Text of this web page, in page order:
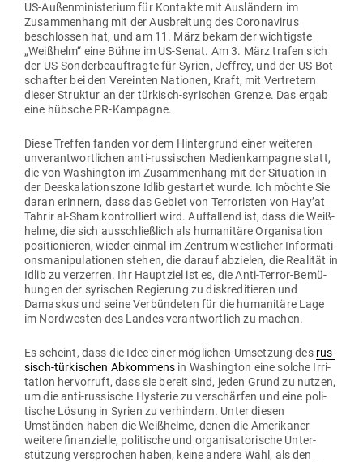
US-Außen­mi­nis­terium für Kon­takte mit Aus­ländern im
Zusam­menhang mit der Aus­breitung des Coro­na­virus
beschlossen hat, und am 11. März bekam der wich­tigste
„Weißhelm“ eine Bühne im US-Senat. Am 3. März trafen sich
der US-Son­der­be­auf­tragte für Syrien, Jeffrey, und der US-Bot­
schafter bei den Ver­einten Nationen, Kraft, mit Ver­tretern
dieser Struktur an der tür­kisch-syri­schen Grenze. Das ergab
eine hübsche PR-Kampagne.
Diese Treffen fanden vor dem Hin­ter­grund einer wei­teren
unver­ant­wort­lichen anti-rus­si­schen Medi­en­kam­pagne statt,
die von Washington im Zusam­menhang mit der Situation in
der Dees­ka­la­ti­onszone Idlib gestartet wurde. Ich möchte Sie
daran erinnern, dass das Gebiet von Ter­ro­risten von Hay’at
Tahrir al-Sham kon­trol­liert wird. Auf­fallend ist, dass die Weiß­
helme, die sich aus­schließlich als huma­nitäre Orga­ni­sation
posi­tio­nieren, wieder einmal im Zentrum west­licher Infor­ma­ti­
ons­ma­ni­pu­la­tionen stehen, die darauf abzielen, die Rea­lität in
Idlib zu ver­zerren. Ihr Hauptziel ist es, die Anti-Terror-Bemü­
hungen der syri­schen Regierung zu dis­kre­di­tieren und
Damaskus und seine Ver­bün­deten für die huma­nitäre Lage
im Nord­westen des Landes ver­ant­wortlich zu machen.
Es scheint, dass die Idee einer mög­lichen Umsetzung des rus­
sisch-tür­ki­schen Abkommens in Washington eine solche Irri­
tation her­vorruft, dass sie bereit sind, jeden Grund zu nutzen,
um die anti-rus­sische Hys­terie zu ver­schärfen und eine poli­
tische Lösung in Syrien zu ver­hindern. Unter diesen
Umständen haben die Weiß­helme, denen die Ame­ri­kaner
weitere finan­zielle, poli­tische und orga­ni­sa­to­rische Unter­
stützung ver­sprochen haben, keine andere Wahl, als den